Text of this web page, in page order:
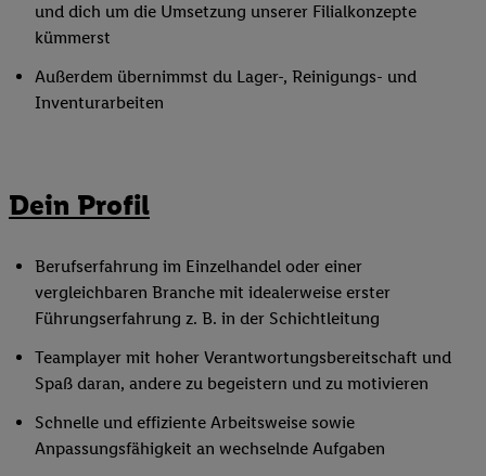
und dich um die Umsetzung unserer Filialkonzepte
kümmerst
Außerdem übernimmst du Lager-, Reinigungs- und
Inventurarbeiten
Dein Profil
Berufserfahrung im Einzelhandel oder einer
vergleichbaren Branche mit idealerweise erster
Führungserfahrung z. B. in der Schichtleitung
Teamplayer mit hoher Verantwortungsbereitschaft und
Spaß daran, andere zu begeistern und zu motivieren
Schnelle und effiziente Arbeitsweise sowie
Anpassungsfähigkeit an wechselnde Aufgaben